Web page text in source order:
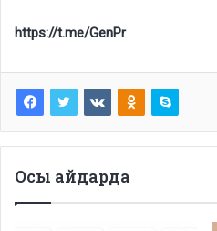
https://t.me/GenPr
Осы айдарда